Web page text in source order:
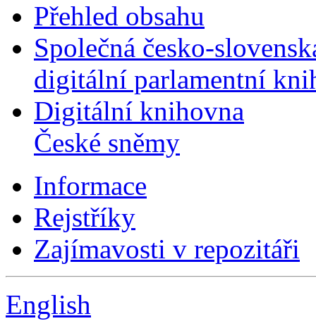
Přehled obsahu
Společná česko-
digitální parlamentní
Digitální knihovna
České sněmy
Informace
Rejstříky
Zajímavosti v repozitáři
English